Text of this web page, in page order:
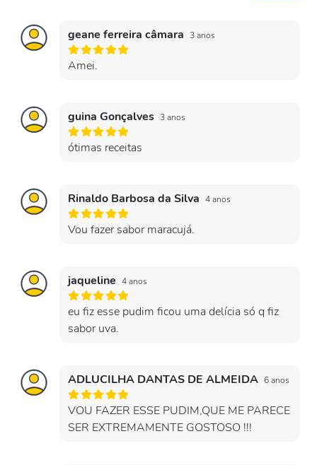
geane ferreira câmara 3 anos
Amei.
guina Gonçalves 3 anos
ótimas receitas
Rinaldo Barbosa da Silva 4 anos
Vou fazer sabor maracujá.
jaqueline 4 anos
eu fiz esse pudim ficou uma delícia só q fiz
sabor uva.
ADLUCILHA DANTAS DE ALMEIDA 6 anos
VOU FAZER ESSE PUDIM,QUE ME PARECE
SER EXTREMAMENTE GOSTOSO !!!